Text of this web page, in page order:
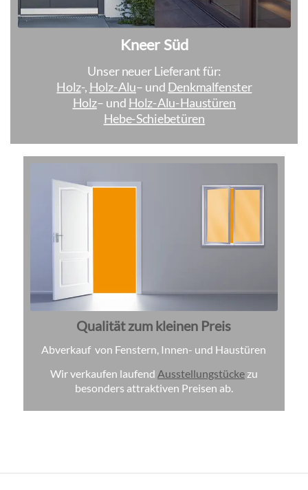
Kneer Süd
Unser neuer Lieferant für:
Holz-, Holz-Alu– und Denkmalfenster
Holz– und Holz-Alu-Haustüren
Hebe-Schiebetüren
Qualität zum kleinen Preis
Abverkauf von Fenstern, Innen- und Haustüren
Wir verkaufen laufend Ausstellungstückezu
besonders attraktiven Preisen ab.